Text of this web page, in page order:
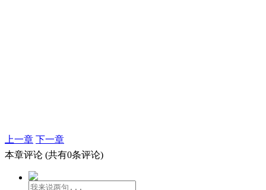
上一章 下一章
本章评论 (共有0条评论)